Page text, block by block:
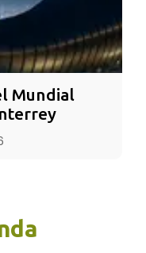
Mundial